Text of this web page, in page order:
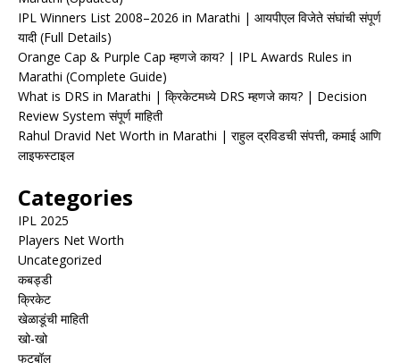
IPL Winners List 2008–2026 in Marathi | आयपीएल विजेते संघांची संपूर्ण
यादी (Full Details)
Orange Cap & Purple Cap म्हणजे काय? | IPL Awards Rules in
Marathi (Complete Guide)
What is DRS in Marathi | क्रिकेटमध्ये DRS म्हणजे काय? | Decision
Review System संपूर्ण माहिती
Rahul Dravid Net Worth in Marathi | राहुल द्रविडची संपत्ती, कमाई आणि
लाइफस्टाइल
Categories
IPL 2025
Players Net Worth
Uncategorized
कबड्डी
क्रिकेट
खेळाडूंची माहिती
खो-खो
फुटबॉल